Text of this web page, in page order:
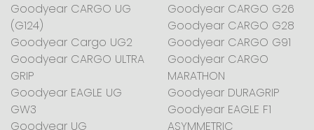
Goodyear CARGO UG
(G124)
Goodyear Cargo UG2
Goodyear CARGO ULTRA
GRIP
Goodyear EAGLE UG
GW3
Goodyear UG
Goodyear CARGO G26
Goodyear CARGO G28
Goodyear CARGO G91
Goodyear CARGO
MARATHON
Goodyear DURAGRIP
Goodyear EAGLE F1
ASYMMETRIC